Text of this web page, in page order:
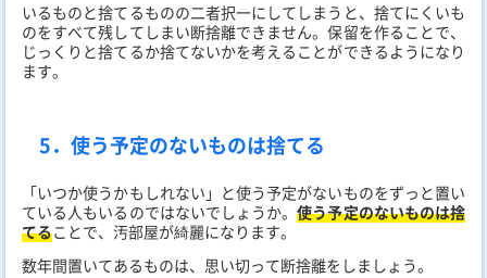
いるものと捨てるものの二者択一にしてしまうと、捨てにくいも
のをすべて残してしまい断捨離できません。保留を作ることで、
じっくりと捨てるか捨てないかを考えることができるようになり
ます。
5．使う予定のないものは捨てる
「いつか使うかもしれない」と使う予定がないものをずっと置い
ている人もいるのではないでしょうか。使う予定のないものは捨
てることで、汚部屋が綺麗になります。
数年間置いてあるものは、思い切って断捨離をしましょう。